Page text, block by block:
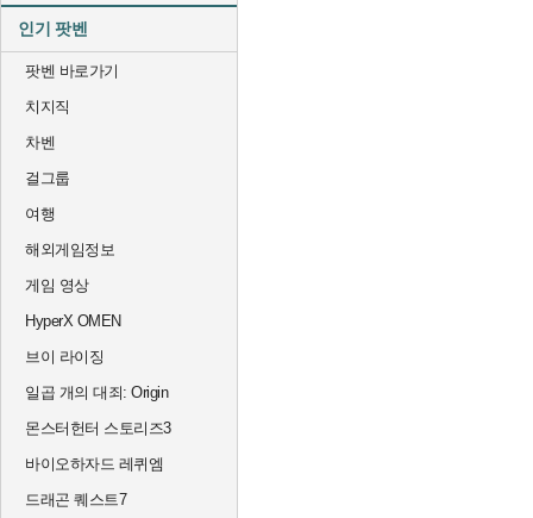
인기 팟벤
팟벤 바로가기
치지직
차벤
걸그룹
여행
해외게임정보
게임 영상
HyperX OMEN
브이 라이징
일곱 개의 대죄: Origin
몬스터헌터 스토리즈3
바이오하자드 레퀴엠
드래곤 퀘스트7